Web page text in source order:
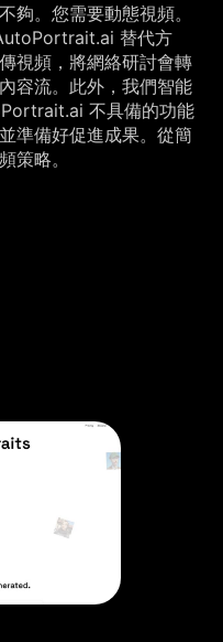
夠。您需要動態視頻。
替代方
視頻，將網絡研討會轉
容流。此外，我們智能
不具備的功能
準備好促進成果。從簡
策略。